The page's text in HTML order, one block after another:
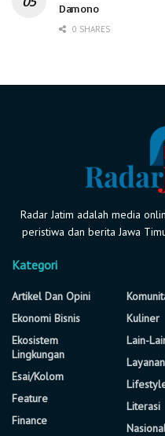
Damono
0 SHARES
Radar Jatim adalah media
peristiwa dan berita Jawa
Kategori
Artikel Dan Opini
Ekonomi Bisnis
Ekosistem
Lingkungan
Esai/Kolom
Feature
Finance
Kuliner
Lain-
Literasi